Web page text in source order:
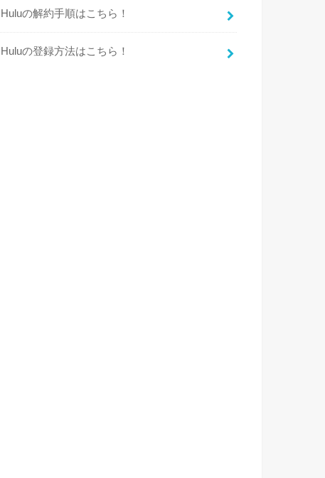
Huluの解約手順はこちら！
Huluの登録方法はこちら！